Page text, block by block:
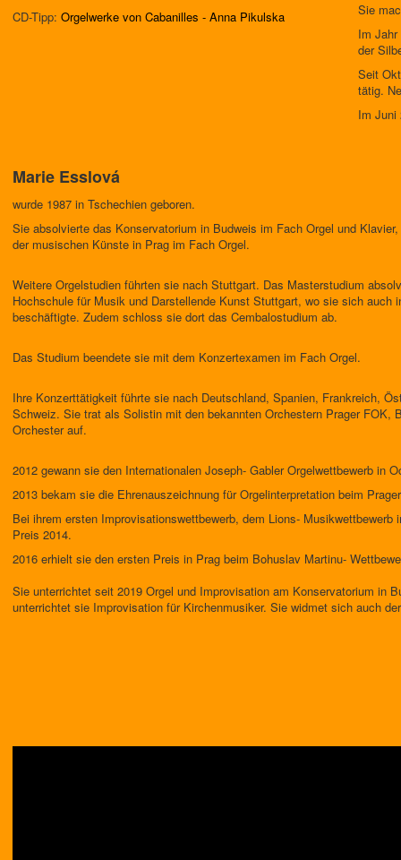
CD-Tipp: Orgelwerke von Cabanilles - Anna Pikulska
Sie
Im
der
Seit
tätig.
Im Juni
Marie Esslová
wurde 1987 in Tschechien geboren.
Sie absolvierte das Konservatorium in Budweis im Fach Orgel und
der musischen Künste in Prag im Fach Orgel.
Weitere Orgelstudien führten sie nach Stuttgart. Das Masterstudium
Hochschule für Musik und Darstellende Kunst Stuttgart, wo sie sich auch
beschäftigte. Zudem schloss sie dort das Cembalostudium ab.
Das Studium beendete sie mit dem Konzertexamen im Fach Orgel.
Ihre Konzerttätigkeit führte sie nach Deutschland, Spanien, Frankreich,
Schweiz. Sie trat als Solistin mit den bekannten Orchestern Prager FOK,
Orchester auf.
2012 gewann sie den Internationalen Joseph- Gabler Orgelwettbewerb in
2013 bekam sie die Ehrenauszeichnung für Orgelinterpretation beim
Bei ihrem ersten Improvisationswettbewerb, dem Lions- Musikwettbewerb
Preis 2014.
2016 erhielt sie den ersten Preis in Prag beim Bohuslav Martinu-
Sie unterrichtet seit 2019 Orgel und Improvisation am Konservatorium in
unterrichtet sie Improvisation für Kirchenmusiker. Sie widmet sich auch